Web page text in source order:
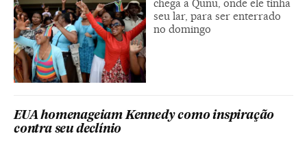
chega a Qunu, onde ele tinha
seu lar, para ser enterrado
no domingo
EUA homenageiam Kennedy como inspiração
contra seu declínio